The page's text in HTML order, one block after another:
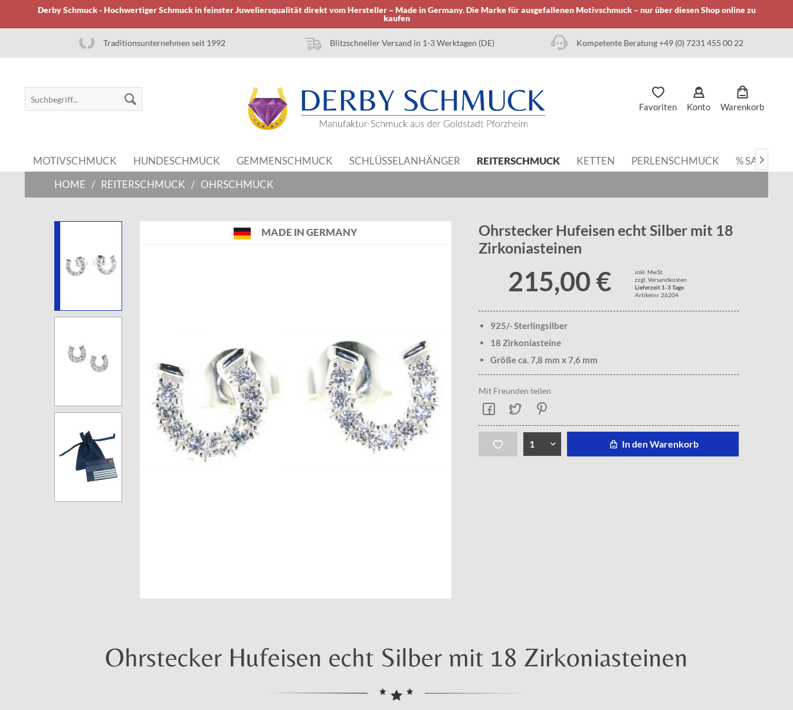
Derby Schmuck - Hochwertiger Schmuck in feinster Juweliersqualität direkt vom Hersteller – Made in Germany. Die Marke für ausgefallenen Motivschmuck – nur über diesen Shop online zu
kaufen
Traditionsunternehmen seit 1992 Blitzschneller Versand in 1-3 Werktagen (DE) Kompetente Beratung +49 (0) 7231 455 00 22
Favoriten Konto Warenkorb
MOTIVSCHMUCK HUNDESCHMUCK GEMMENSCHMUCK SCHLÜSSELANHÄNGER REITERSCHMUCK KETTEN PERLENSCHMUCK % SALE

HOME / REITERSCHMUCK / OHRSCHMUCK
MADE IN GERMANY
Ohrstecker Hufeisen echt Silber mit 18
Zirkoniasteinen
215,00 €
inkl. MwSt.
zzgl. Versandkosten
Lieferzeit 1-3 Tage
Artikelnr. 26204
925/- Sterlingsilber
18 Zirkoniasteine
Größe ca. 7,8 mm x 7,6 mm
Mit Freunden teilen
In den Warenkorb
Ohrstecker Hufeisen echt Silber mit 18 Zirkoniasteinen